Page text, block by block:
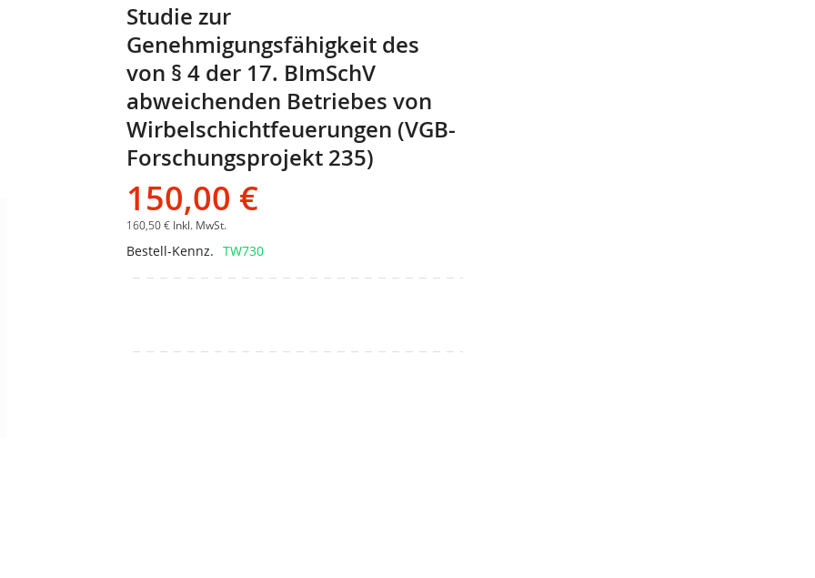
Anfang
Bildgalerie
Studie zur
Genehmigungsfähigkeit des
von § 4 der 17. BImSchV
abweichenden Betriebes von
Wirbelschichtfeuerungen (VGB-
Forschungsprojekt 235)
150,00 €
160,50 € Inkl. MwSt.
Bestell-Kennz. TW730